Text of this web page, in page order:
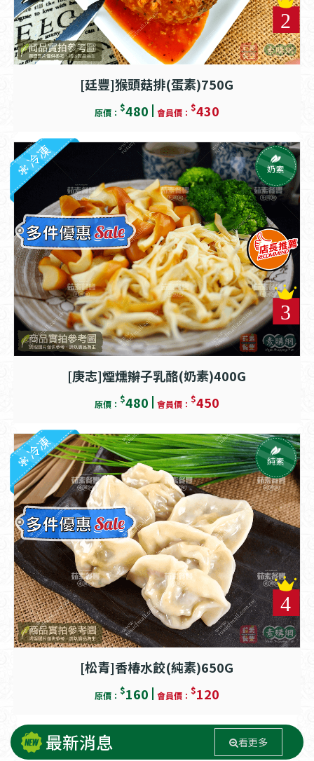
[廷豐]猴頭菇排(蛋素)750G
原價： $480 會員價： $430
[庚志]煙燻辮子乳酪(奶素)400G
原價： $480 會員價： $450
冷凍 奶素
[松青]香椿水餃(純素)650G
原價： $160 會員價： $120
冷凍 純素
最新消息 看更多